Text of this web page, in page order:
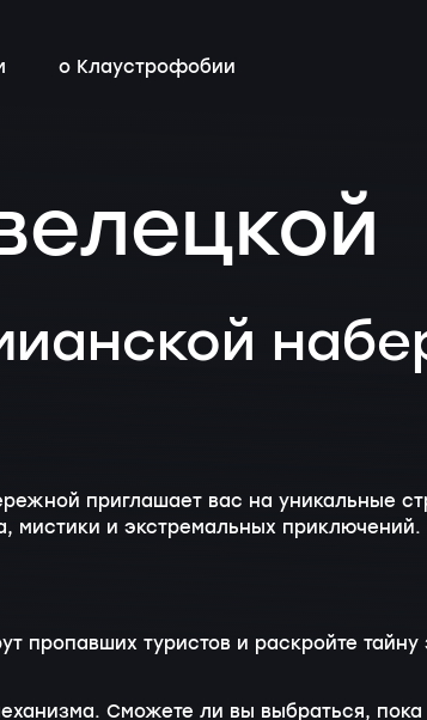
эротические
с актёрами
тимбилдинг
о Клаустрофобии
контакты
приглашает вас на уникальные
и экстремальных приключений.
пропавших туристов и раскройте
Сможете ли вы выбраться,